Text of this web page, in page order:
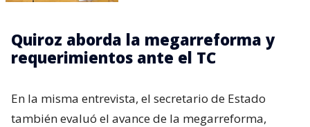
Quiroz aborda la megarreforma y
requerimientos ante el TC
En la misma entrevista, el secretario de Estado
también evaluó el avance de la megarreforma,